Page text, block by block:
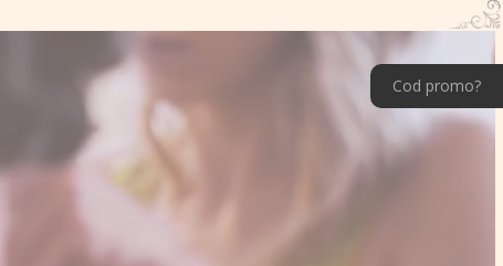
Cod promo?